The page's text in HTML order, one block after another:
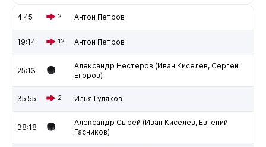
4:45 2 Антон Петров
19:14 12 Антон Петров
25:13
Александр Нестеров (Иван Киселев, Сергей
Егоров)
35:55 2 Илья Гуляков
38:18
Александр Сырей (Иван Киселев, Евгений
Гасников)